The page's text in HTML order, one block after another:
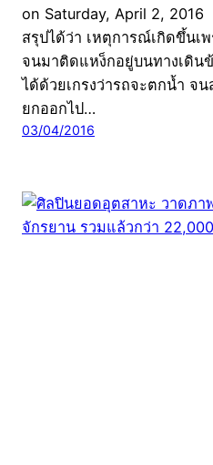
on Saturday, April 2,
สรุปได้ว่า เหตุการณ์เกิดขึ้นเ
จนมาติดแหง็กอยู่บนทางเดิน
ได้ด้วยเกรงว่ารถจะตกน้ำ จ
ยกออกไป…
03/04/2016